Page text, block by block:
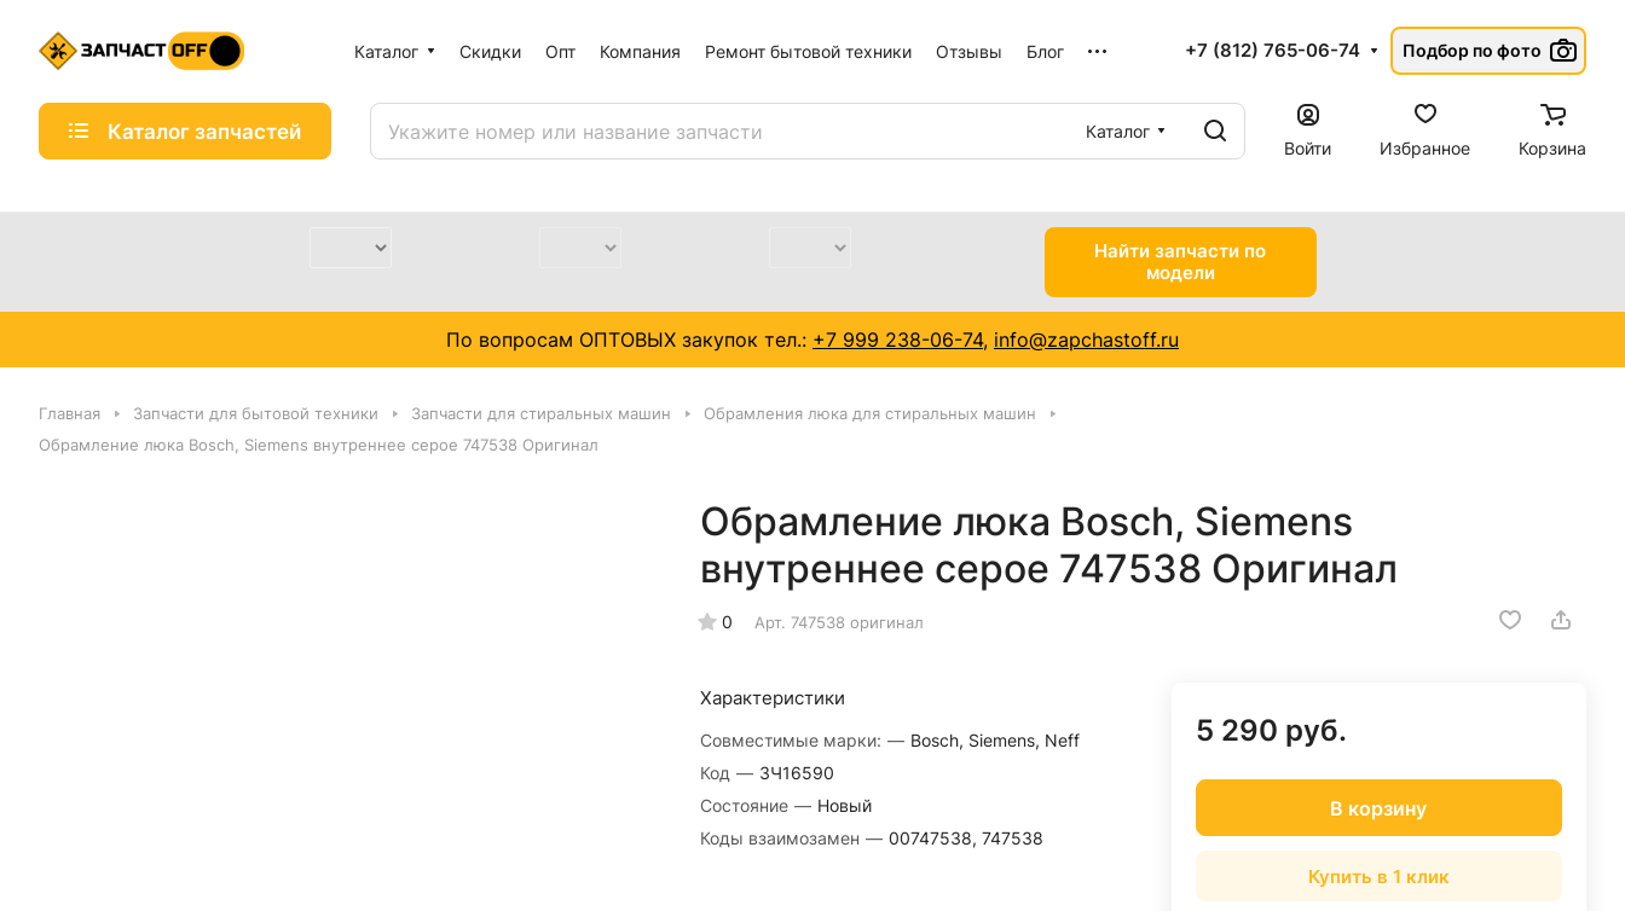
Каталог Скидки Опт Компания Ремонт бытовой техники Отзывы Блог +7 (812) 765-06-74 Подбор по фото
Каталог запчастей
Каталог
Войти
Избранное Корзина
Найти запчасти по
модели
По вопросам ОПТОВЫХ закупок тел.: +7 999 238-06-74, info@zapchastoff.ru
Главная Запчасти для бытовой техники Запчасти для стиральных машин
Обрамления люка для стиральных машин
Обрамление люка Bosch, Siemens внутреннее серое 747538 Оригинал
Обрамление люка Bosch, Siemens
внутреннее серое 747538 Оригинал
0 Арт. 747538 оригинал
Характеристики
Совместимые марки: — Bosch, Siemens, Neff
Код — ЗЧ16590
Состояние — Новый
Коды взаимозамен — 00747538, 747538
5 290 руб.
В корзину
Купить в 1 клик